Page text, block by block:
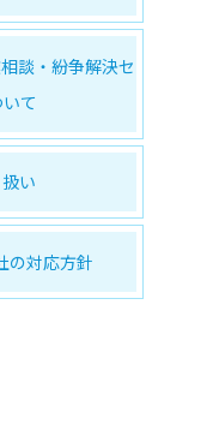
相談・紛争解決セ
て
い
の対応方針